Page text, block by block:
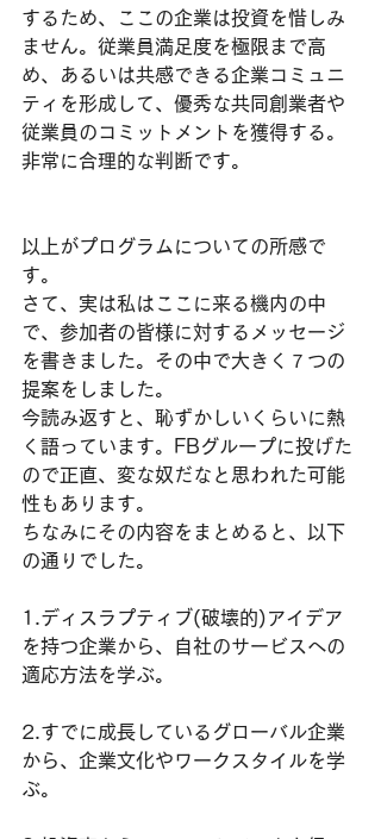
するため、ここの企業は投資を惜しみ
ません。従業員満足度を極限まで高
め、あるいは共感できる企業コミュニ
ティを形成して、優秀な共同創業者や
従業員のコミットメントを獲得する。
非常に合理的な判断です。
以上がプログラムについての所感で
す。
さて、実は私はここに来る機内の中
で、参加者の皆様に対するメッセージ
を書きました。その中で大きく７つの
提案をしました。
今読み返すと、恥ずかしいくらいに熱
く語っています。FBグループに投げた
ので正直、変な奴だなと思われた可能
性もあります。
ちなみにその内容をまとめると、以下
の通りでした。
1.ディスラプティブ(破壊的)アイデア
を持つ企業から、自社のサービスへの
適応方法を学ぶ。
2.すでに成長しているグローバル企業
から、企業文化やワークスタイルを学
ぶ。